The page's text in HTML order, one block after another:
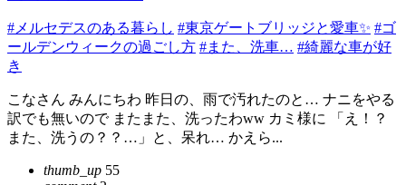
#メルセデスのある暮らし #東京ゲートブリッジと愛車✨ #ゴ
ールデンウィークの過ごし方 #また、洗車… #綺麗な車が好
き
こなさん みんにちわ 昨日の、雨で汚れたのと… ナニをやる
訳でも無いので またまた、洗ったわww カミ様に 「え！？
また、洗うの？？…」と、呆れ… かえら...
thumb_up 55